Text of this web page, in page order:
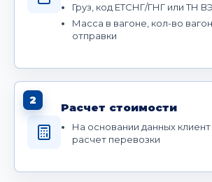
Груз, код ЕТСНГ/ГНГ или ТН
Масса в вагоне, кол-во
отправки
2
Расчет стоимости
На основании данных
расчет перевозки